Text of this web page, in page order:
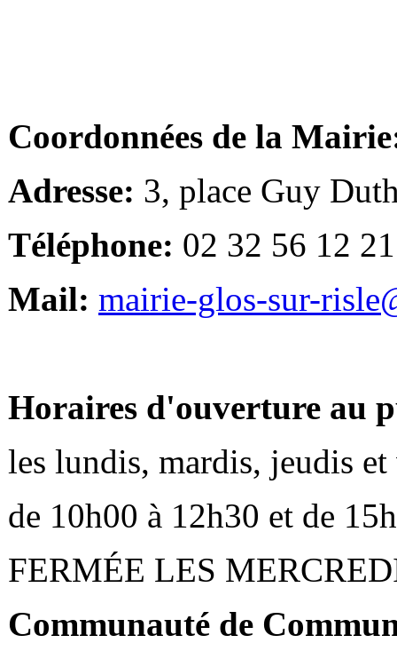
Coordonnées de la
Adresse: 3, place Guy
Téléphone: 02 32 56 12 21
Mail: mairie-glos-sur-
Horaires d'ouverture au
les lundis, mardis, jeudis et
de 10h00 à 12h30 et de
FERMÉE LES
Communauté de